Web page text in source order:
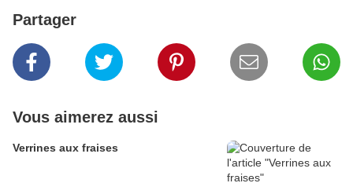
Partager
Vous aimerez aussi
Verrines aux fraises